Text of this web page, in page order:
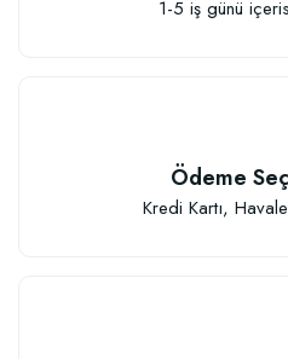
1-5 iş günü
Ödeme
Kredi Kartı,